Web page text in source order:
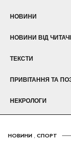
НОВИНИ
НОВИНИ ВІД
ТЕКСТИ
ПРИВІТАННЯ ТА
НЕКРОЛОГИ
НОВИНИ ,СПОРТ